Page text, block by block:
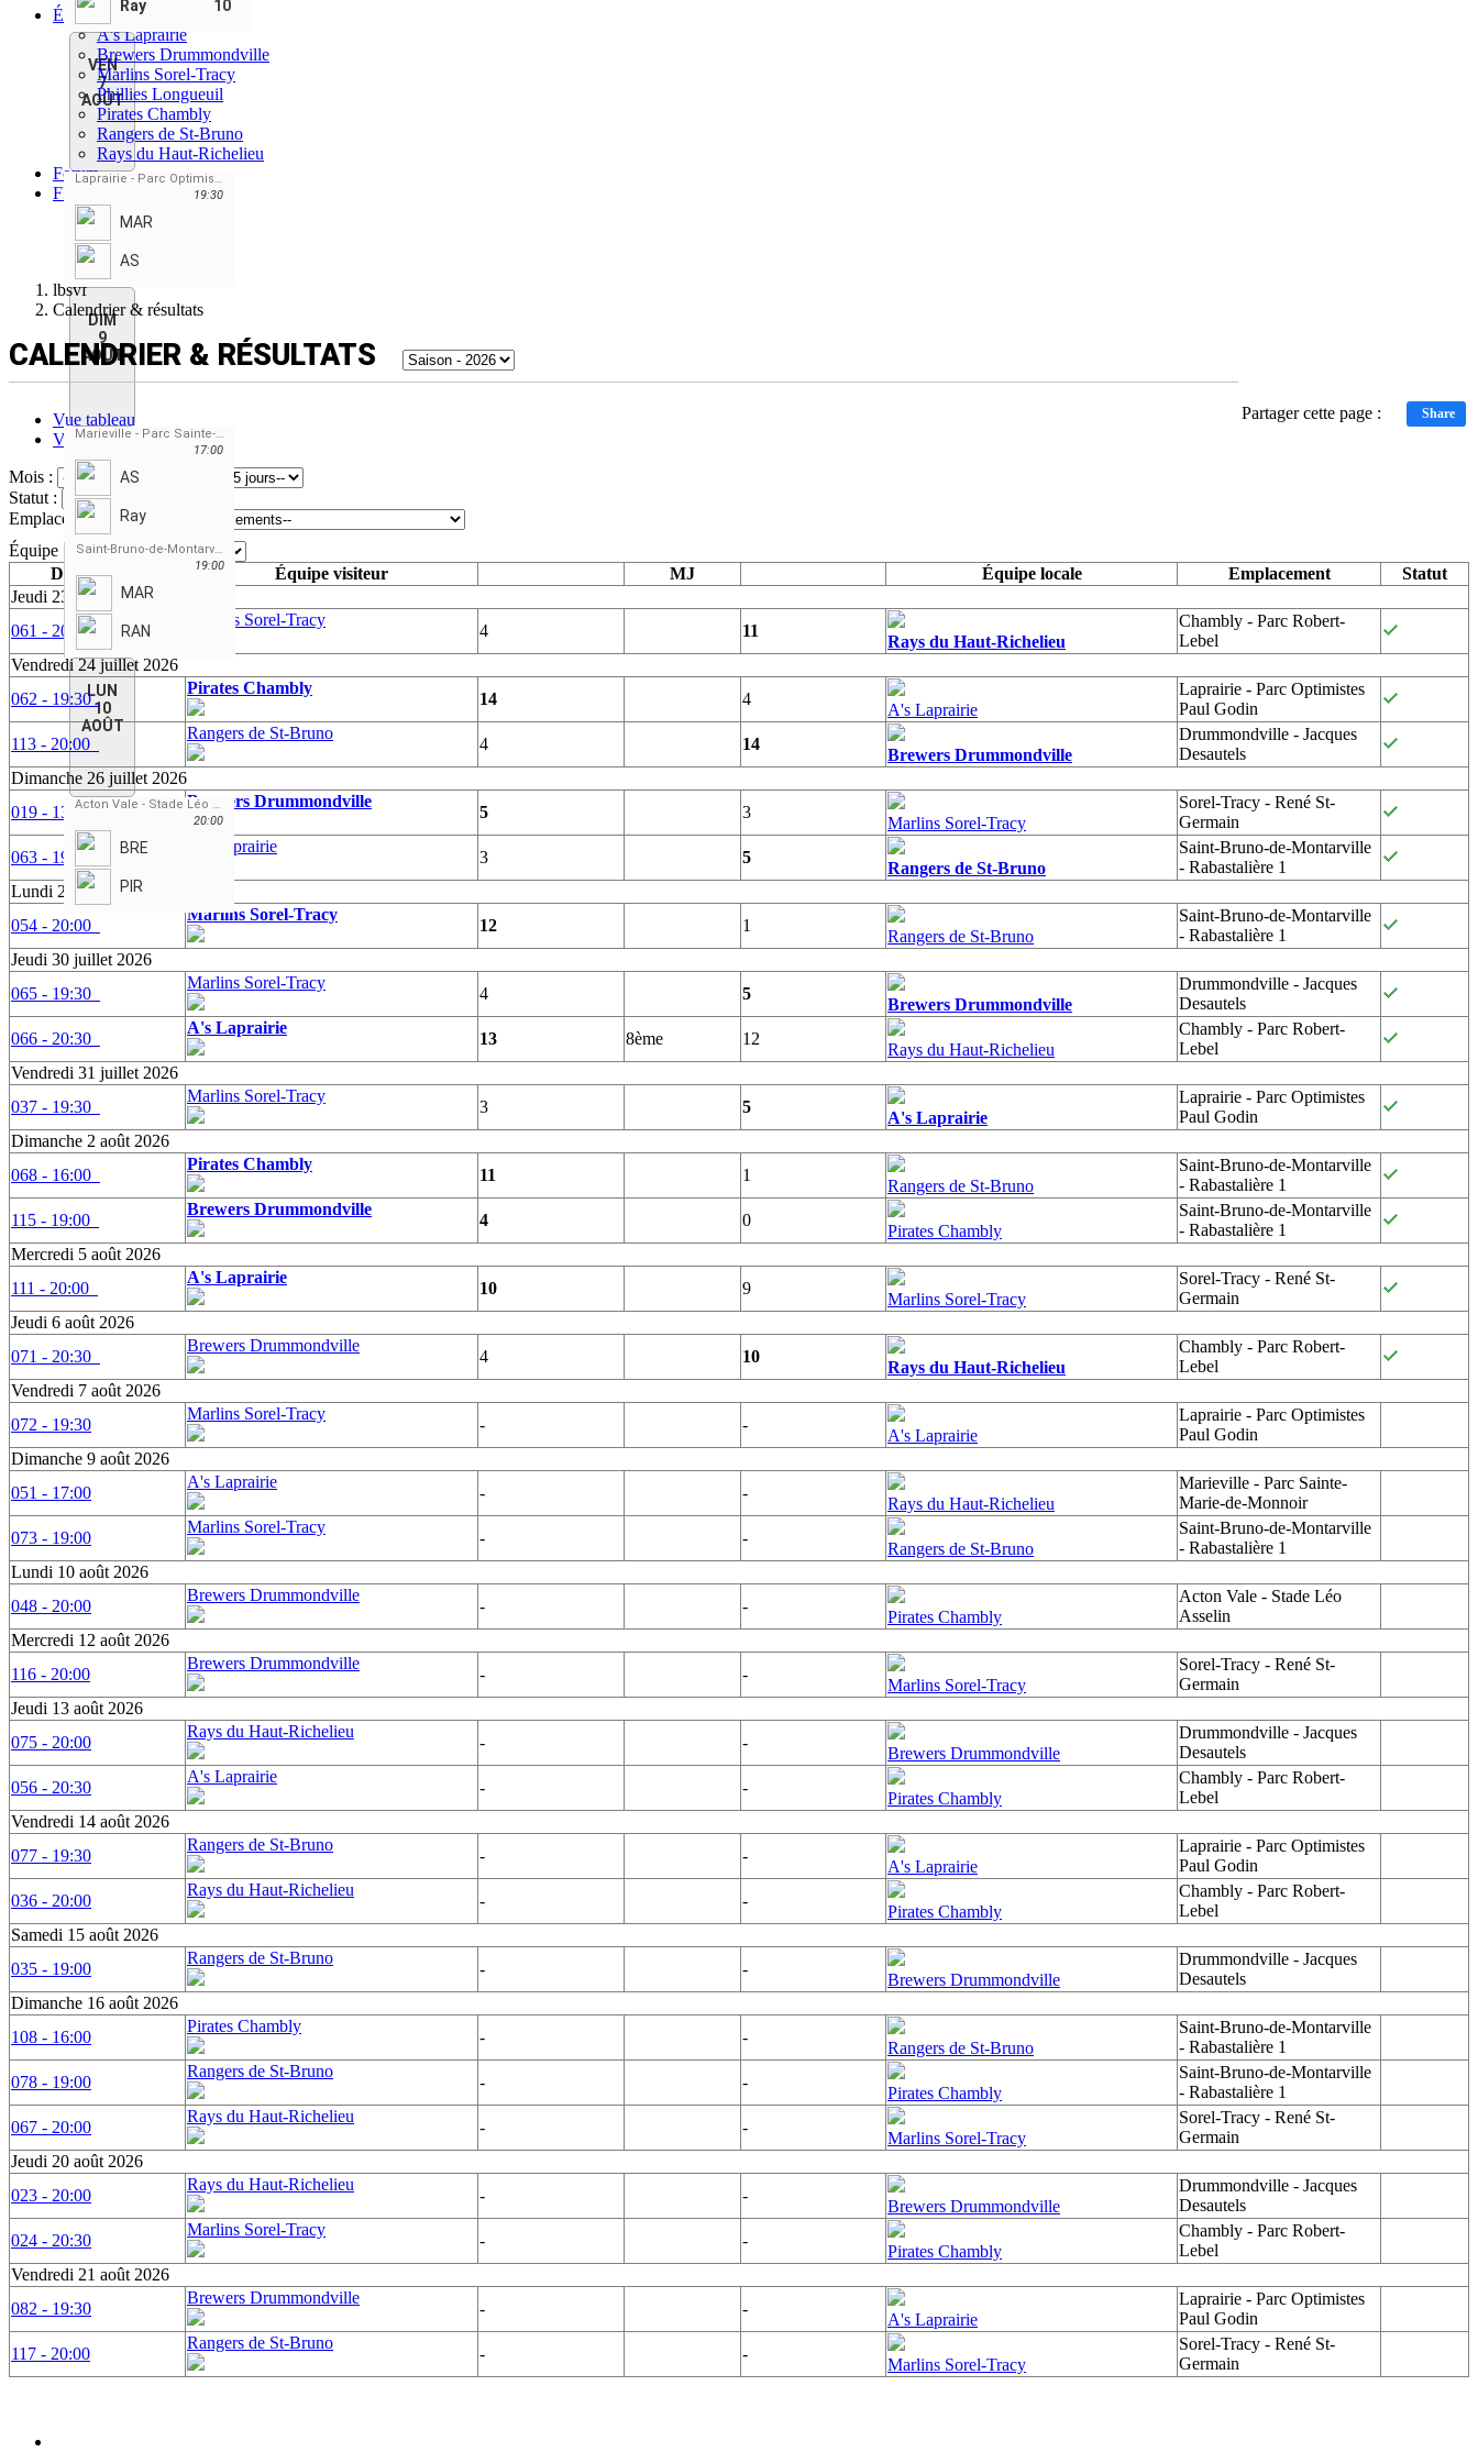
Ray 10
VEN
7
AOÛT
Laprairie - Parc Optimistes Paul Godin
19:30
MAR
AS
DIM
9
AOÛT
Marieville - Parc Sainte-Marie-de-Monnoir
17:00
AS
Ray
Saint-Bruno-de-Montarville - Rabastalière 1
19:00
MAR
RAN
LUN
10
AOÛT
Acton Vale - Stade Léo Asselin
20:00
BRE
PIR
Équipes
A's Laprairie
Brewers Drummondville
Marlins Sorel-Tracy
Phillies Longueuil
Pirates Chambly
Rangers de St-Bruno
Rays du Haut-Richelieu
Forum
FR
ENGLISH
FRANÇAIS
ESPAÑOL
lbsvf
Calendrier & résultats
CALENDRIER & RÉSULTATS
Partager cette page : Share
Vue tableau
Vue calendrier
Mois :
Statut :
Emplacement :
Équipe :
Date / Heure
Équipe visiteur MJ Équipe locale Emplacement
Statut
Jeudi 23 juillet 2026
061 - 20:30
Marlins Sorel-Tracy
4 11
Rays du Haut-Richelieu
Chambly - Parc Robert-
Lebel
Vendredi 24 juillet 2026
062 - 19:30
Pirates Chambly
14 4
A's Laprairie
Laprairie - Parc Optimistes
Paul Godin
113 - 20:00
Rangers de St-Bruno
4 14
Brewers Drummondville
Drummondville - Jacques
Desautels
Dimanche 26 juillet 2026
019 - 13:00
Brewers Drummondville
5 3
Marlins Sorel-Tracy
Sorel-Tracy - René St-
Germain
063 - 19:00
A's Laprairie
3 5
Rangers de St-Bruno
Saint-Bruno-de-Montarville
- Rabastalière 1
Lundi 27 juillet 2026
054 - 20:00
Marlins Sorel-Tracy
12 1
Rangers de St-Bruno
Saint-Bruno-de-Montarville
- Rabastalière 1
Jeudi 30 juillet 2026
065 - 19:30
Marlins Sorel-Tracy
4 5
Brewers Drummondville
Drummondville - Jacques
Desautels
066 - 20:30
A's Laprairie
13 8ème 12
Rays du Haut-Richelieu
Chambly - Parc Robert-
Lebel
Vendredi 31 juillet 2026
037 - 19:30
Marlins Sorel-Tracy
3 5
A's Laprairie
Laprairie - Parc Optimistes
Paul Godin
Dimanche 2 août 2026
068 - 16:00
Pirates Chambly
11 1
Rangers de St-Bruno
Saint-Bruno-de-Montarville
- Rabastalière 1
115 - 19:00
Brewers Drummondville
4 0
Pirates Chambly
Saint-Bruno-de-Montarville
- Rabastalière 1
Mercredi 5 août 2026
111 - 20:00
A's Laprairie
10 9
Marlins Sorel-Tracy
Sorel-Tracy - René St-
Germain
Jeudi 6 août 2026
071 - 20:30
Brewers Drummondville
4 10
Rays du Haut-Richelieu
Chambly - Parc Robert-
Lebel
Vendredi 7 août 2026
072 - 19:30
Marlins Sorel-Tracy
- -
A's Laprairie
Laprairie - Parc Optimistes
Paul Godin
Dimanche 9 août 2026
051 - 17:00
A's Laprairie
- -
Rays du Haut-Richelieu
Marieville - Parc Sainte-
Marie-de-Monnoir
073 - 19:00
Marlins Sorel-Tracy
- -
Rangers de St-Bruno
Saint-Bruno-de-Montarville
- Rabastalière 1
Lundi 10 août 2026
048 - 20:00
Brewers Drummondville
- -
Pirates Chambly
Acton Vale - Stade Léo
Asselin
Mercredi 12 août 2026
116 - 20:00
Brewers Drummondville
- -
Marlins Sorel-Tracy
Sorel-Tracy - René St-
Germain
Jeudi 13 août 2026
075 - 20:00
Rays du Haut-Richelieu
- -
Brewers Drummondville
Drummondville - Jacques
Desautels
056 - 20:30
A's Laprairie
- -
Pirates Chambly
Chambly - Parc Robert-
Lebel
Vendredi 14 août 2026
077 - 19:30
Rangers de St-Bruno
- -
A's Laprairie
Laprairie - Parc Optimistes
Paul Godin
036 - 20:00
Rays du Haut-Richelieu
- -
Pirates Chambly
Chambly - Parc Robert-
Lebel
Samedi 15 août 2026
035 - 19:00
Rangers de St-Bruno
- -
Brewers Drummondville
Drummondville - Jacques
Desautels
Dimanche 16 août 2026
108 - 16:00
Pirates Chambly
- -
Rangers de St-Bruno
Saint-Bruno-de-Montarville
- Rabastalière 1
078 - 19:00
Rangers de St-Bruno
- -
Pirates Chambly
Saint-Bruno-de-Montarville
- Rabastalière 1
067 - 20:00
Rays du Haut-Richelieu
- -
Marlins Sorel-Tracy
Sorel-Tracy - René St-
Germain
Jeudi 20 août 2026
023 - 20:00
Rays du Haut-Richelieu
- -
Brewers Drummondville
Drummondville - Jacques
Desautels
024 - 20:30
Marlins Sorel-Tracy
- -
Pirates Chambly
Chambly - Parc Robert-
Lebel
Vendredi 21 août 2026
082 - 19:30
Brewers Drummondville
- -
A's Laprairie
Laprairie - Parc Optimistes
Paul Godin
117 - 20:00
Rangers de St-Bruno
- -
Marlins Sorel-Tracy
Sorel-Tracy - René St-
Germain